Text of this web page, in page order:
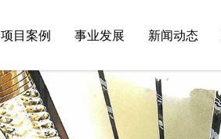
项目案例 事业发展 新闻动态